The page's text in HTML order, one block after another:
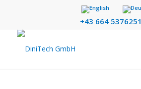
+43 664 5376251